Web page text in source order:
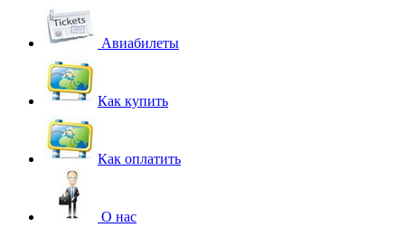
Авиабилеты
Как купить
Как оплатить
О нас